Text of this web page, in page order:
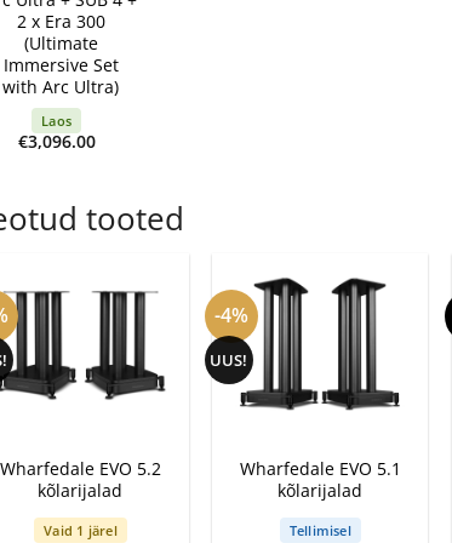
2 x Era 300
(Ultimate
Immersive Set
with Arc Ultra)
Laos
€3,096.00
tooted
Wharfedale EVO 5.2
kõlarijalad
Vaid 1 järel
-4%
UUS!
+
Wharfedale EVO 5.1
kõlarijalad
Tellimisel